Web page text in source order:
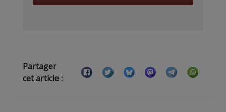
Partager
cet article :